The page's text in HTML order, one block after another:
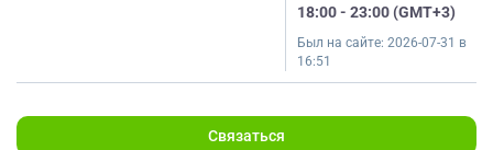
18:00 - 23:00 (GMT+3)
Был на сайте: 2026-07-31 в
16:51
Связаться